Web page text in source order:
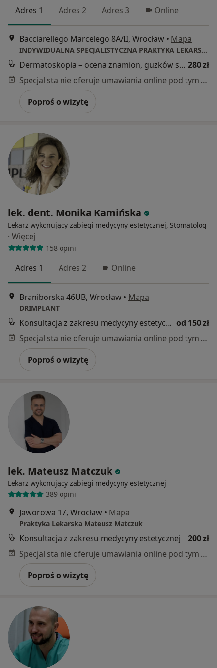
Adres 1 Adres 2 Adres 3 Online
Bacciarellego Marcelego 8A/II, Wrocław • Mapa
INDYWIDUALNA SPECJALISTYCZNA PRAKTYKA LEKARSKA JOANNA BERNY-MORENO
Dermatoskopia – ocena znamion, guzków skórnych 280 zł
Specjalista nie oferuje umawiania online pod tym adresem.
Poproś o wizytę
lek. dent. Monika Kamińska
Lekarz wykonujący zabiegi medycyny estetycznej, Stomatolog
· Więcej
158 opinii
Adres 1 Adres 2 Online
Braniborska 46UB, Wrocław • Mapa
DRIMPLANT
Konsultacja z zakresu medycyny estetycznej od 150 zł
Specjalista nie oferuje umawiania online pod tym adresem.
Poproś o wizytę
lek. Mateusz Matczuk
Lekarz wykonujący zabiegi medycyny estetycznej
389 opinii
Jaworowa 17, Wrocław • Mapa
Praktyka Lekarska Mateusz Matczuk
Konsultacja z zakresu medycyny estetycznej
200 zł
Specjalista nie oferuje umawiania online pod tym adresem.
Poproś o wizytę